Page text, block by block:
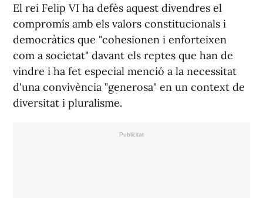
El rei Felip VI ha defès aquest divendres el
compromís amb els valors constitucionals i
democràtics que "cohesionen i enforteixen
com a societat" davant els reptes que han de
vindre i ha fet especial menció a la necessitat
d'una convivència "generosa" en un context de
diversitat i pluralisme.